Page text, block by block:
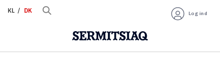
KL DK Log ind